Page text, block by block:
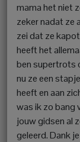
mama het niet
zeker nadat ze
zei dat ze
heeft het
ben supertrots
nu ze een
heeft en aan
was ik zo bang
jouw gidsen al
geleerd. Dank